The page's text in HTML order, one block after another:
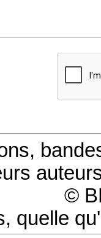
©
quelle